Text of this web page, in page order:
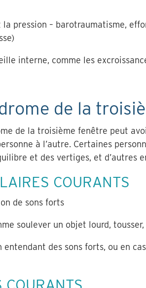
pression – barotraumatisme,
interne, comme les
de la
de la troisième fenêtre peut
à l’autre. Certaines
et des vertiges, et d’autres
COURANTS
de sons forts
soulever un objet lourd,
des sons forts, ou en